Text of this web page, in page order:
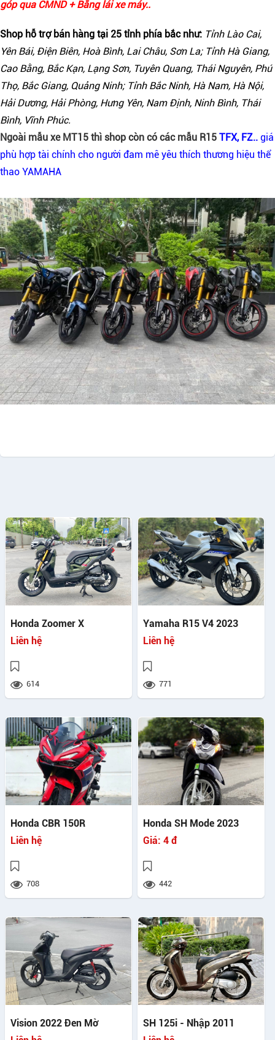
góp qua CMND + Bằng lái xe máy..
Shop hỗ trợ bán hàng tại 25 tỉnh phía bắc như: TỉnhLào Cai,
Yên Bái, Điện Biên, Hoà Bình, Lai Châu, Sơn La; Tỉnh Hà Giang,
Cao Bằng, Bắc Kạn, Lạng Sơn, Tuyên Quang, Thái Nguyên, Phú
Thọ, Bắc Giang, Quảng Ninh; Tỉnh Bắc Ninh, Hà Nam, Hà Nội,
Hải Dương, Hải Phòng, Hưng Yên, Nam Định, Ninh Bình, Thái
Bình, Vĩnh Phúc.
Ngoài mẫu xe MT15 thì shop còn có các mẫu R15 TFX, FZ.. giá
phù hợp tài chính cho người đam mê yêu thích thương hiệu thể
thao YAMAHA
Honda Zoomer X
Liên hệ
614
Yamaha R15 V4 2023
Liên hệ
771
Honda CBR 150R
Liên hệ
708
Honda SH Mode 2023
Giá: 4 đ
442
Vision 2022 Đen Mờ
SH 125i - Nhập 2011